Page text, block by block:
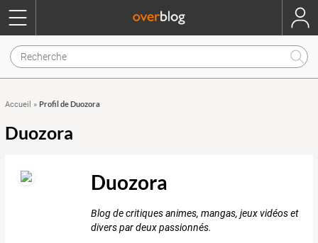
Accueil » Profil de Duozora
Duozora
Duozora
Blog de critiques animes, mangas, jeux vidéos et
divers par deux passionnés.